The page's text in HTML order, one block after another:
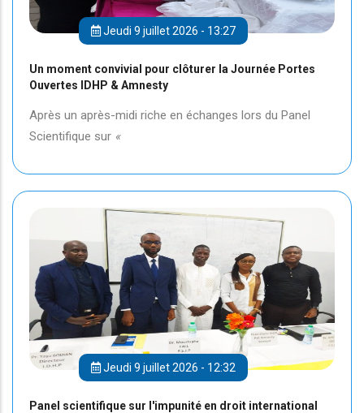
Jeudi 9 juillet 2026 - 13:27
Un moment convivial pour clôturer la Journée Portes
Ouvertes IDHP & Amnesty
Après un après-midi riche en échanges lors du Panel
Scientifique sur «
Jeudi 9 juillet 2026 - 12:32
Panel scientifique sur l'impunité en droit international